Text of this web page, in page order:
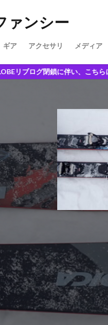
ァンシー
ギア アクセサリ メディア
い、こちらに移設しました。試